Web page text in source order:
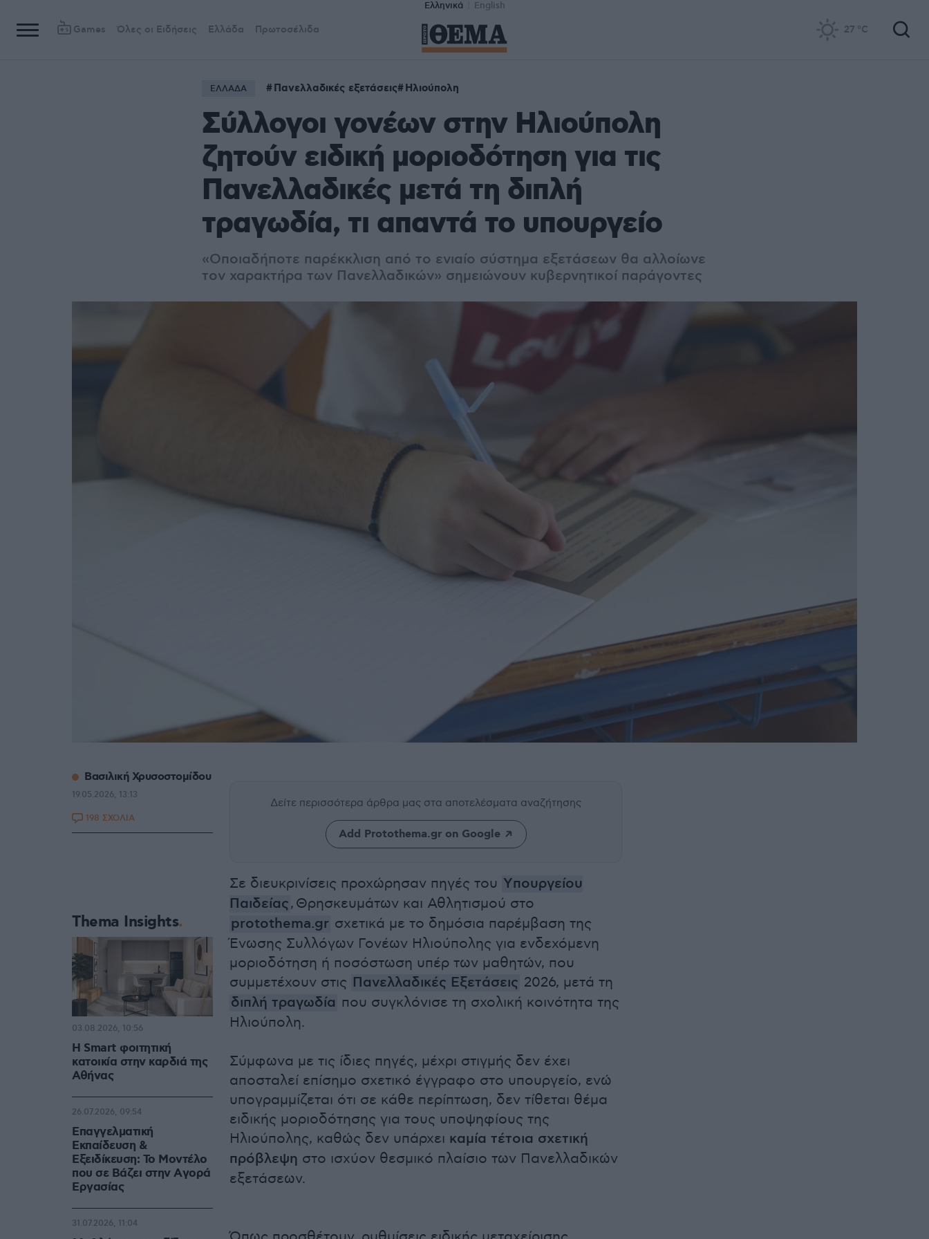
Ελληνικά English
Games Όλες οι Ειδήσεις Ελλάδα Πρωτοσέλιδα 27 °C
ΕΛΛΑΔΑ Πανελλαδικές εξετάσεις Ηλιούπολη
Σύλλογοι γονέων στην Ηλιούπολη
ζητούν ειδική μοριοδότηση για τις
Πανελλαδικές μετά τη διπλή
τραγωδία, τι απαντά το υπουργείο
«Οποιαδήποτε παρέκκλιση από το ενιαίο σύστημα εξετάσεων θα αλλοίωνε
τον χαρακτήρα των Πανελλαδικών» σημειώνουν κυβερνητικοί παράγοντες
Δείτε περισσότερα άρθρα μας στα αποτελέσματα αναζήτησης
Add Protothema.gr on Google
Σε διευκρινίσεις προχώρησαν πηγές του Yπουργείου
Παιδείας, Θρησκευμάτων και Αθλητισμού στο
protothema.gr σχετικά με το δημόσια παρέμβαση της
Ένωσης Συλλόγων Γονέων Ηλιούπολης για ενδεχόμενη
μοριοδότηση ή ποσόστωση υπέρ των μαθητών, που
συμμετέχουν στις Πανελλαδικές Εξετάσεις 2026, μετά τη
διπλή τραγωδία που συγκλόνισε τη σχολική κοινότητα της
Ηλιούπολη.
Σύμφωνα με τις ίδιες πηγές, μέχρι στιγμής δεν έχει
αποσταλεί επίσημο σχετικό έγγραφο στο υπουργείο, ενώ
υπογραμμίζεται ότι σε κάθε περίπτωση, δεν τίθεται θέμα
ειδικής μοριοδότησης για τους υποψηφίους της
Ηλιούπολης, καθώς δεν υπάρχει καμία τέτοια σχετική
πρόβλεψη στο ισχύον θεσμικό πλαίσιο των Πανελλαδικών
εξετάσεων.
Βασιλική Χρυσοστομίδου
19.05.2026, 13:13
198 ΣΧΟΛΙΑ
Thema Insights
Η Smart φοιτητική
κατοικία στην καρδιά της
Αθήνας
03.08.2026, 10:56
Επαγγελματική
Εκπαίδευση &
Εξειδίκευση: Το Mοντέλο
που σε Bάζει στην Aγορά
Eργασίας
26.07.2026, 09:54
31.07.2026, 11:04